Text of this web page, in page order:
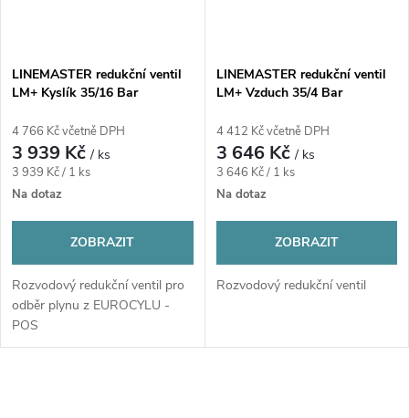
LINEMASTER redukční ventil
LM+ Kyslík 35/16 Bar
4 766 Kč včetně DPH
3 939 Kč/ ks
Měrná
cena:
3 939 Kč / 1 ks
Na dotaz
ZOBRAZIT
Rozvodový redukční ventil pro
odběr plynu z EUROCYLU -
POS
LINEMASTER redukční ventil
LM+ Vzduch 35/4 Bar
4 412 Kč včetně DPH
3 646 Kč/ ks
Měrná
cena:
3 646 Kč / 1 ks
Na dotaz
ZOBRAZIT
Rozvodový redukční ventil